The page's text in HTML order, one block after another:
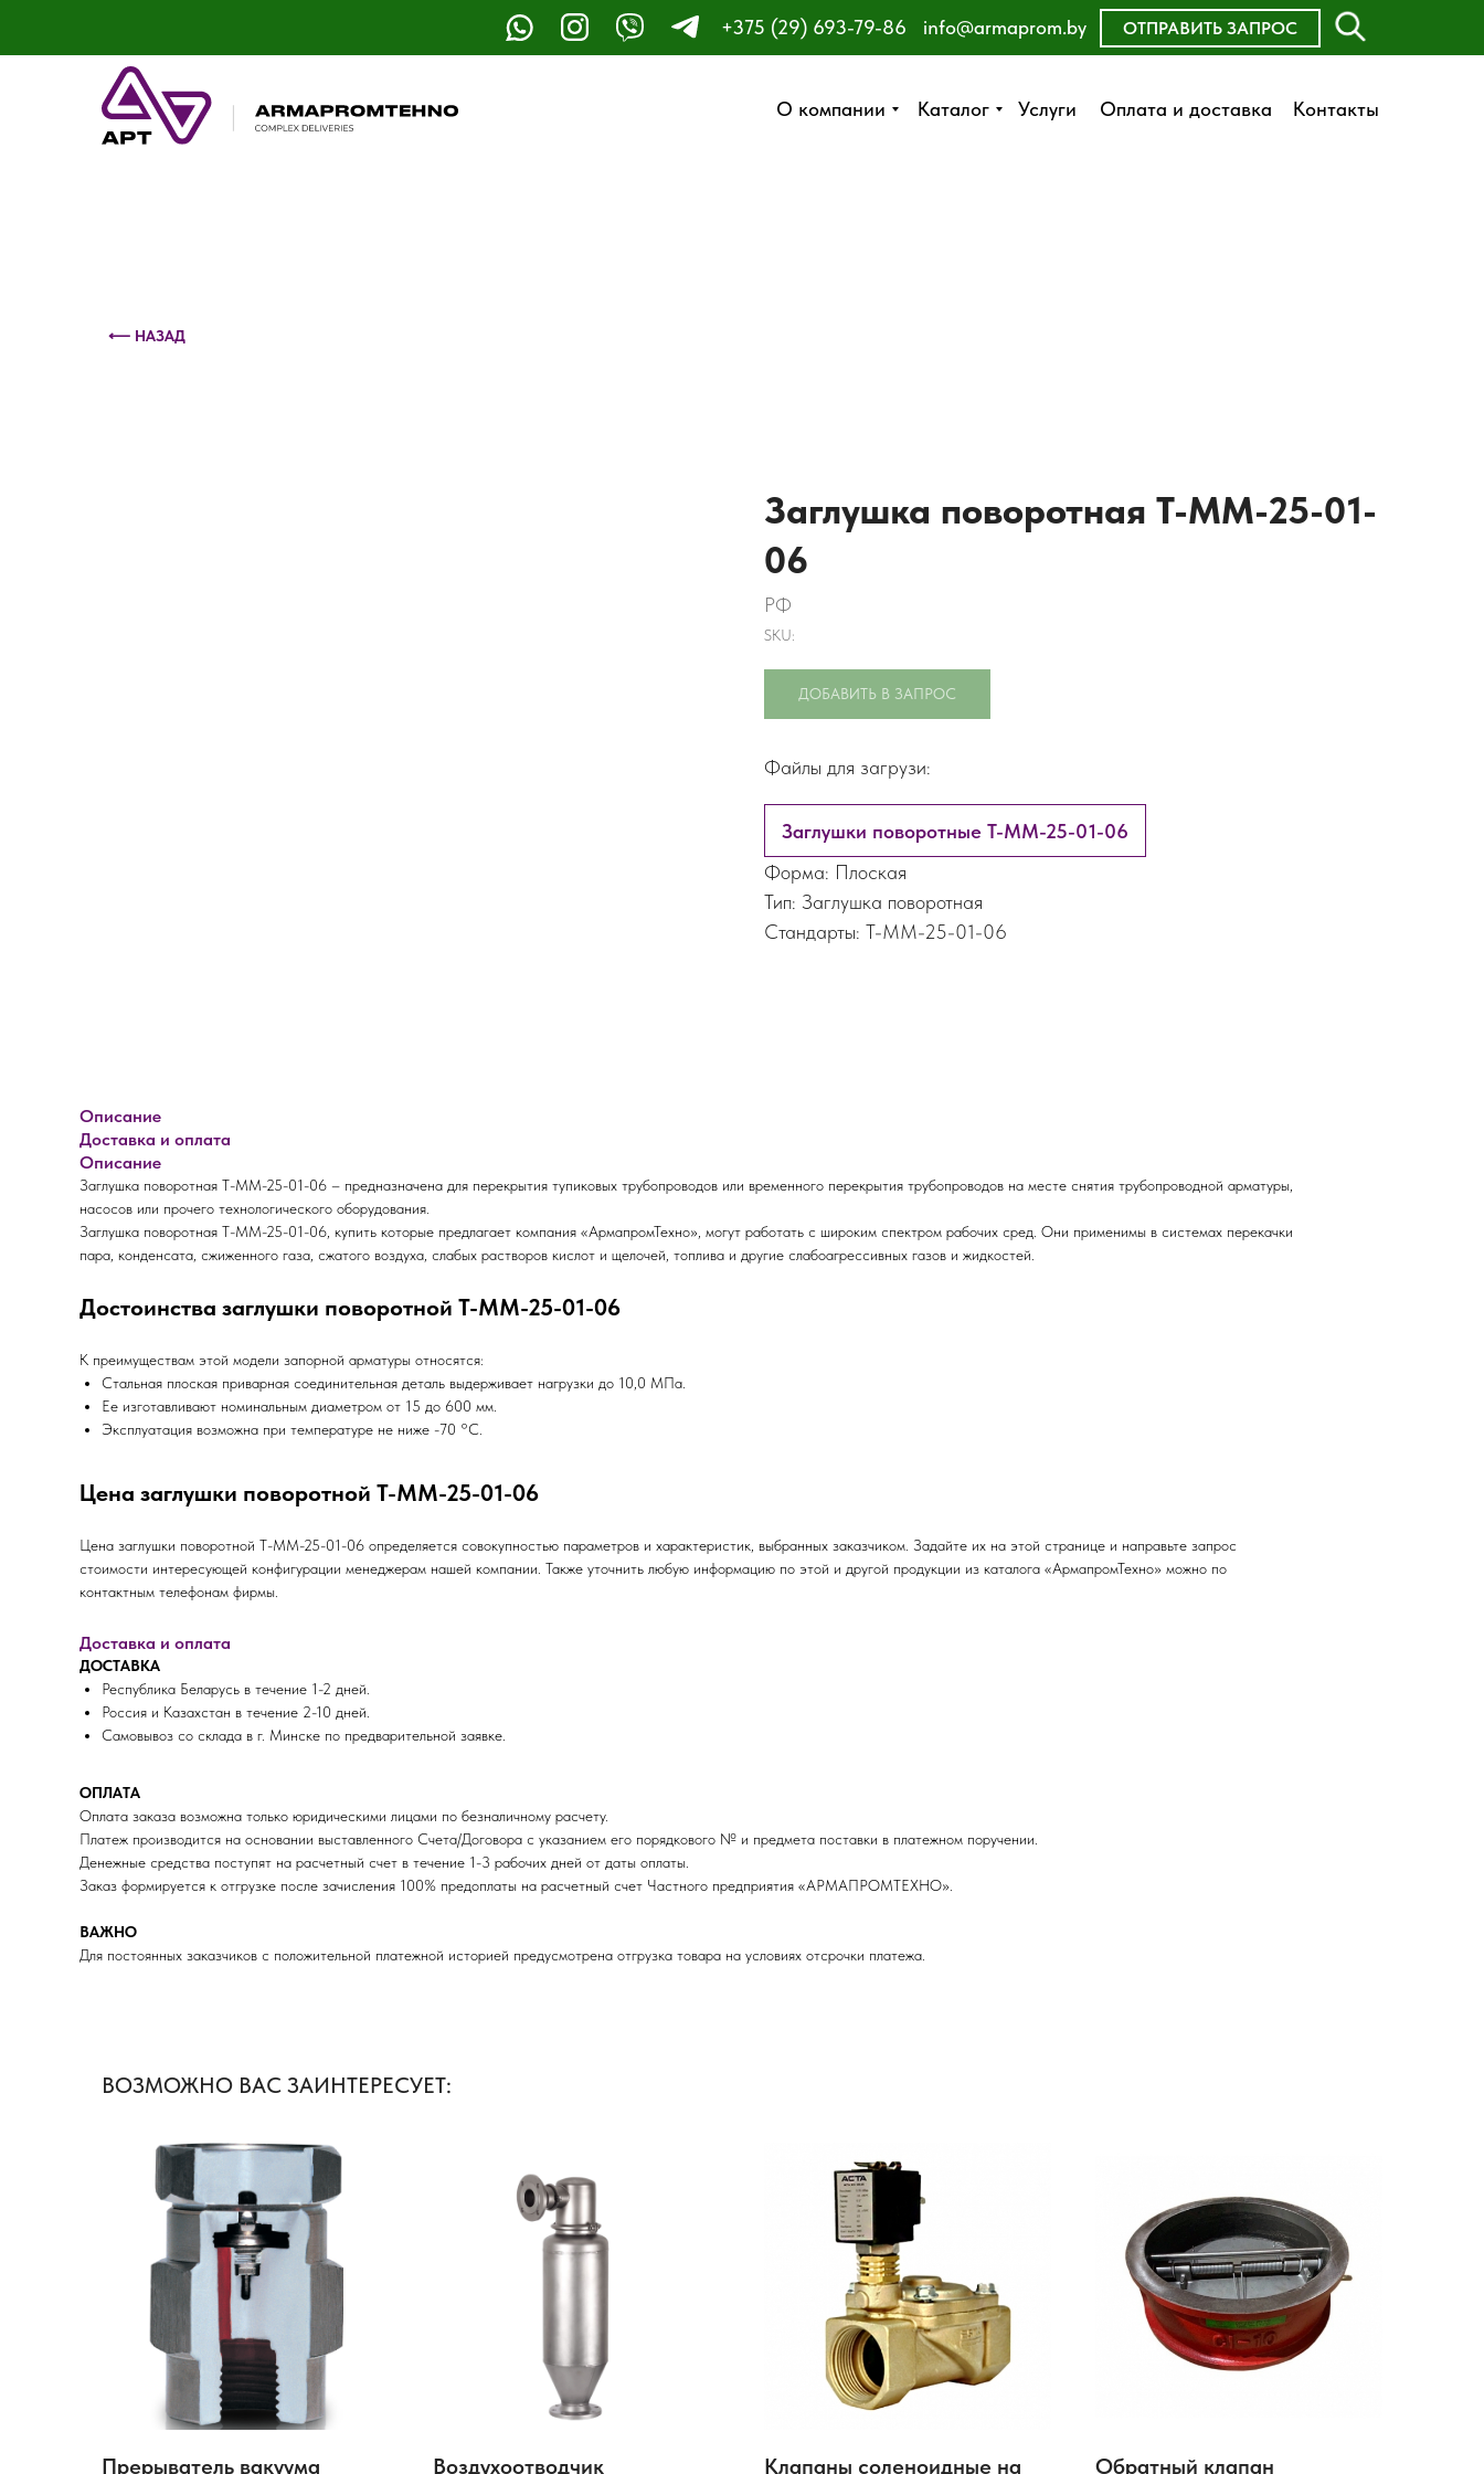
О компании Каталог Услуги Оплата и доставка Контакты
+375 (29) 693-79-86 ОТПРАВИТЬ ЗАПРОС
info@armaprom.by
О компании Каталог Услуги Оплата и доставка Контакты
ОСТАВИТЬ ЗАЯВКУ
ЗАКАЗАТЬ ЗВОНОК
⟵ НАЗАД
Заглушка поворотная Т-ММ-25-01-
06
РФ
SKU:
ДОБАВИТЬ В ЗАПРОС
Файлы для загрузи:
Заглушки поворотные Т-ММ-25-01-06
Форма: Плоская
Тип: Заглушка поворотная
Стандарты: Т-ММ-25-01-06
Описание
Доставка и оплата
Описание
Заглушка поворотная Т-ММ-25-01-06 – предназначена для перекрытия тупиковых трубопроводов или временного перекрытия трубопроводов на месте снятия трубопроводной арматуры,
насосов или прочего технологического оборудования.
Заглушка поворотная Т-ММ-25-01-06, купить которые предлагает компания «АрмапромТехно», могут работать с широким спектром рабочих сред. Они применимы в системах перекачки
пара, конденсата, сжиженного газа, сжатого воздуха, слабых растворов кислот и щелочей, топлива и другие слабоагрессивных газов и жидкостей.
Достоинства заглушки поворотной Т-ММ-25-01-06
К преимуществам этой модели запорной арматуры относятся:
Стальная плоская приварная соединительная деталь выдерживает нагрузки до 10,0 МПа.
Ее изготавливают номинальным диаметром от 15 до 600 мм.
Эксплуатация возможна при температуре не ниже -70 °C.
Цена заглушки поворотной Т-ММ-25-01-06
Цена заглушки поворотной Т-ММ-25-01-06 определяется совокупностью параметров и характеристик, выбранных заказчиком. Задайте их на этой странице и направьте запрос
стоимости интересующей конфигурации менеджерам нашей компании. Также уточнить любую информацию по этой и другой продукции из каталога «АрмапромТехно» можно по
контактным телефонам фирмы.
Доставка и оплата
ДОСТАВКА
Республика Беларусь в течение 1-2 дней.
Россия и Казахстан в течение 2-10 дней.
Самовывоз со склада в г. Минске по предварительной заявке.
ОПЛАТА
Оплата заказа возможна только юридическими лицами по безналичному расчету.
Платеж производится на основании выставленного Счета/Договора с указанием его порядкового № и предмета поставки в платежном поручении.
Денежные средства поступят на расчетный счет в течение 1-3 рабочих дней от даты оплаты.
Заказ формируется к отгрузке после зачисления 100% предоплаты на расчетный счет Частного предприятия «АРМАПРОМТЕХНО».
ВАЖНО
Для постоянных заказчиков с положительной платежной историей предусмотрена отгрузка товара на условиях отсрочки платежа.
ВОЗМОЖНО ВАС ЗАИНТЕРЕСУЕТ:
Прерыватель вакуума Воздухоотводчик Клапаны соленоидные на Обратный клапан